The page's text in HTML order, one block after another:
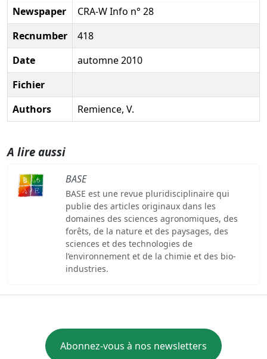
Newspaper
CRA-W Info n° 28
Recnumber
418
Date
automne 2010
Fichier
Authors
Remience, V.
A lire aussi
BASE
BASE est une revue pluridisciplinaire qui
publie des articles originaux dans les
domaines des sciences agronomiques, des
forêts, de la nature et des paysages, des
sciences et des technologies de
l’environnement et de la chimie et des bio-
industries.
Abonnez-vous à nos newsletters